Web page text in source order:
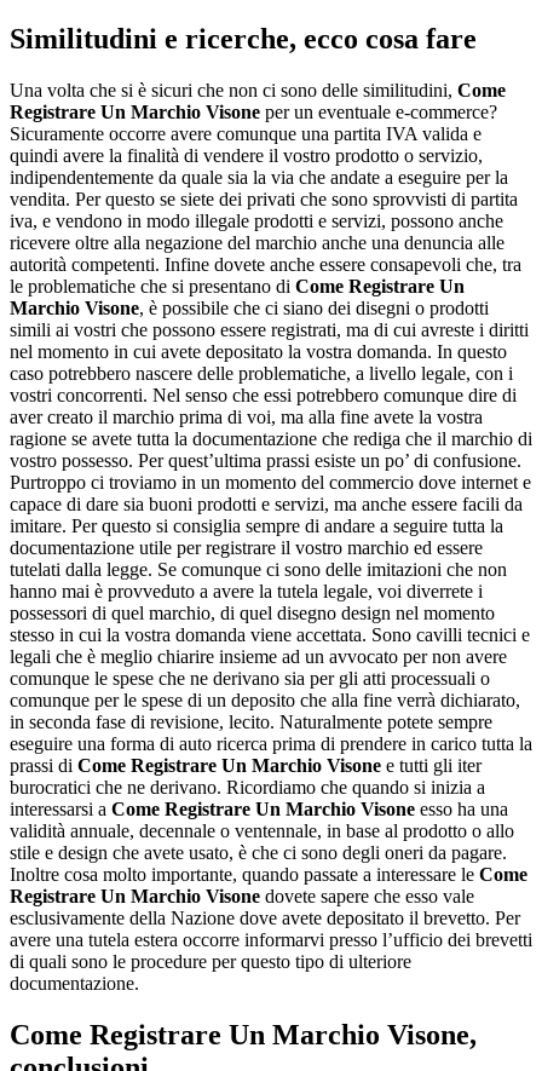
Similitudini e ricerche, ecco cosa fare
Una volta che si è sicuri che non ci sono delle similitudini, Come
Registrare Un Marchio Visone per un eventuale e-commerce?
Sicuramente occorre avere comunque una partita IVA valida e
quindi avere la finalità di vendere il vostro prodotto o servizio,
indipendentemente da quale sia la via che andate a eseguire per la
vendita. Per questo se siete dei privati che sono sprovvisti di partita
iva, e vendono in modo illegale prodotti e servizi, possono anche
ricevere oltre alla negazione del marchio anche una denuncia alle
autorità competenti. Infine dovete anche essere consapevoli che, tra
le problematiche che si presentano di Come Registrare Un
Marchio Visone, è possibile che ci siano dei disegni o prodotti
simili ai vostri che possono essere registrati, ma di cui avreste i diritti
nel momento in cui avete depositato la vostra domanda. In questo
caso potrebbero nascere delle problematiche, a livello legale, con i
vostri concorrenti. Nel senso che essi potrebbero comunque dire di
aver creato il marchio prima di voi, ma alla fine avete la vostra
ragione se avete tutta la documentazione che rediga che il marchio di
vostro possesso. Per quest’ultima prassi esiste un po’ di confusione.
Purtroppo ci troviamo in un momento del commercio dove internet e
capace di dare sia buoni prodotti e servizi, ma anche essere facili da
imitare. Per questo si consiglia sempre di andare a seguire tutta la
documentazione utile per registrare il vostro marchio ed essere
tutelati dalla legge. Se comunque ci sono delle imitazioni che non
hanno mai è provveduto a avere la tutela legale, voi diverrete i
possessori di quel marchio, di quel disegno design nel momento
stesso in cui la vostra domanda viene accettata. Sono cavilli tecnici e
legali che è meglio chiarire insieme ad un avvocato per non avere
comunque le spese che ne derivano sia per gli atti processuali o
comunque per le spese di un deposito che alla fine verrà dichiarato,
in seconda fase di revisione, lecito. Naturalmente potete sempre
eseguire una forma di auto ricerca prima di prendere in carico tutta la
prassi di Come Registrare Un Marchio Visone e tutti gli iter
burocratici che ne derivano. Ricordiamo che quando si inizia a
interessarsi a Come Registrare Un Marchio Visone esso ha una
validità annuale, decennale o ventennale, in base al prodotto o allo
stile e design che avete usato, è che ci sono degli oneri da pagare.
Inoltre cosa molto importante, quando passate a interessare le Come
Registrare Un Marchio Visone dovete sapere che esso vale
esclusivamente della Nazione dove avete depositato il brevetto. Per
avere una tutela estera occorre informarvi presso l’ufficio dei brevetti
di quali sono le procedure per questo tipo di ulteriore
documentazione.
Come Registrare Un Marchio Visone,